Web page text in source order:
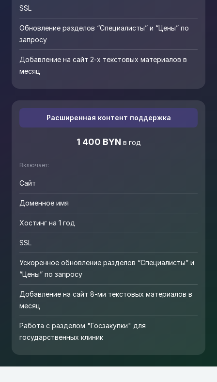
SSL
Обновление разделов “Специалисты” и “Цены” по
запросу
Добавление на сайт 2-х текстовых материалов в
месяц
Расширенная контент поддержка
1 400 BYN в год
Включает:
Сайт
Доменное имя
Хостинг на 1 год
SSL
Ускоренное обновление разделов “Специалисты” и
“Цены” по запросу
Добавление на сайт 8-ми текстовых материалов в
месяц
Работа с разделом "Госзакупки" для
государственных клиник